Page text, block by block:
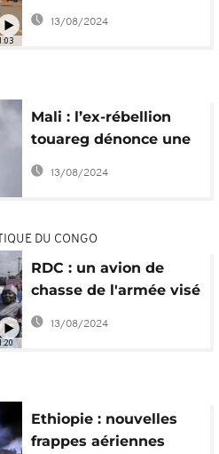
de l'armée de l'air
13/08/2024
Mali : l’ex-rébellion
touareg dénonce une
"provocation" de
l’armée
13/08/2024
DU CONGO
RDC : un avion de
chasse de l'armée visé
par un tir rwandais
13/08/2024
Ethiopie : nouvelles
frappes aériennes